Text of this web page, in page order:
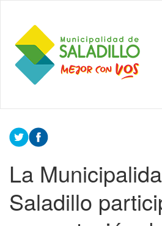
contenido
principal
Municipalidad
de Saladillo
Contenido
principal
La
Saladillo